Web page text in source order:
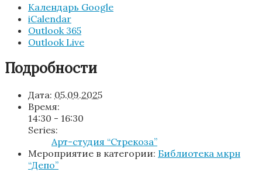
Календарь Google
iCalendar
Outlook 365
Outlook Live
Подробности
Дата: 05.09.2025
Время:
14:30 - 16:30
Series:
Арт-студия “Стрекоза”
Мероприятие в категории: Библиотека мкрн
“Депо”